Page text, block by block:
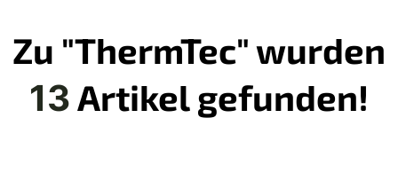
Zu "ThermTec" wurden
13Artikel gefunden!